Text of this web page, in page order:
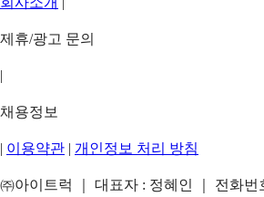
제휴/광고 문의
|
채용정보
| 이용약관 | 개인정보 처리 방침
㈜아이트럭 ｜ 대표자 : 정혜인 ｜ 전화번